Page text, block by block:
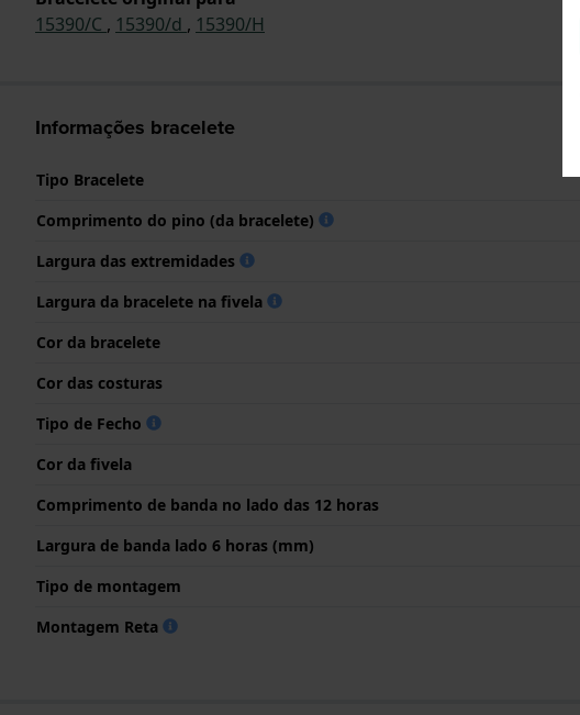
15390/C , 15390/d , 15390/H
Informações bracelete
Tipo Bracelete
Comprimento do pino (da bracelete)
Largura das extremidades
Largura da bracelete na fivela
Cor da bracelete
Cor das costuras
Tipo de Fecho
Cor da fivela
Comprimento de banda no lado das 12 horas
Largura de banda lado 6 horas (mm)
Tipo de montagem
Montagem Reta